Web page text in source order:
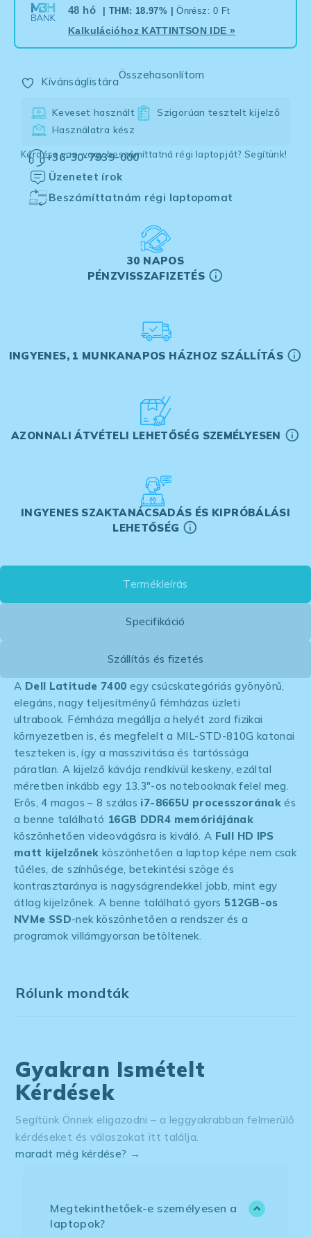
48 hó
| THM: 18.97% |Önrész: 0 Ft
Kalkulációhoz KATTINTSON IDE »
Kívánságlistára
Összehasonlítom
Keveset használt
Szigorúan tesztelt kijelző
Használatra kész
Kérdése van, vagy beszámíttatná régi laptopját? Segítünk!
+36-30-7939-000
Üzenetet írok
Beszámíttatnám régi laptopomat
30 NAPOS
PÉNZVISSZAFIZETÉS
INGYENES, 1 MUNKANAPOS HÁZHOZ SZÁLLÍTÁS
AZONNALI ÁTVÉTELI LEHETŐSÉG SZEMÉLYESEN
INGYENES SZAKTANÁCSADÁS ÉS KIPRÓBÁLÁSI
LEHETŐSÉG
Termékleírás
Specifikáció
Szállítás és fizetés
A Dell Latitude 7400 egy csúcskategóriás gyönyörű,
elegáns, nagy teljesítményű fémházas üzleti
ultrabook. Fémháza megállja a helyét zord fizikai
környezetben is, és megfelelt a MIL-STD-810G katonai
teszteken is, így a masszivitása és tartóssága
páratlan. A kijelző kávája rendkívül keskeny, ezáltal
méretben inkább egy 13.3″-os notebooknak felel meg.
Erős, 4 magos – 8 szálas i7-8665U processzorának és
a benne található 16GB DDR4 memóriájának
köszönhetően videovágásra is kiváló. A Full HD IPS
matt kijelzőnek köszönhetően a laptop képe nem csak
tűéles, de színhűsége, betekintési szöge és
kontrasztaránya is nagyságrendekkel jobb, mint egy
átlag kijelzőnek. A benne található gyors 512GB-os
NVMe SSD-nek köszönhetően a rendszer és a
programok villámgyorsan betöltenek.
Rólunk mondták
Gyakran Ismételt
Kérdések
Segítünk Önnek eligazodni – a leggyakrabban felmerülő
kérdéseket és válaszokat itt találja.
maradt még kérdése? →
Megtekinthetőek-e személyesen a
laptopok?